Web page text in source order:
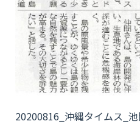
20200816_沖縄タイムス_